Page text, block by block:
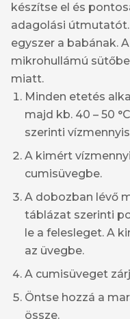
készítse el és
adagolási
egyszer a babának.
mikrohullámú
miatt.
Minden etetés
majd kb. 40 – 50
szerinti
A kimért
cumisüvegbe.
A dobozban lévő
táblázat szerinti
le a felesleget. A
az üvegbe.
A cumisüveget
Öntse hozzá a
össze.